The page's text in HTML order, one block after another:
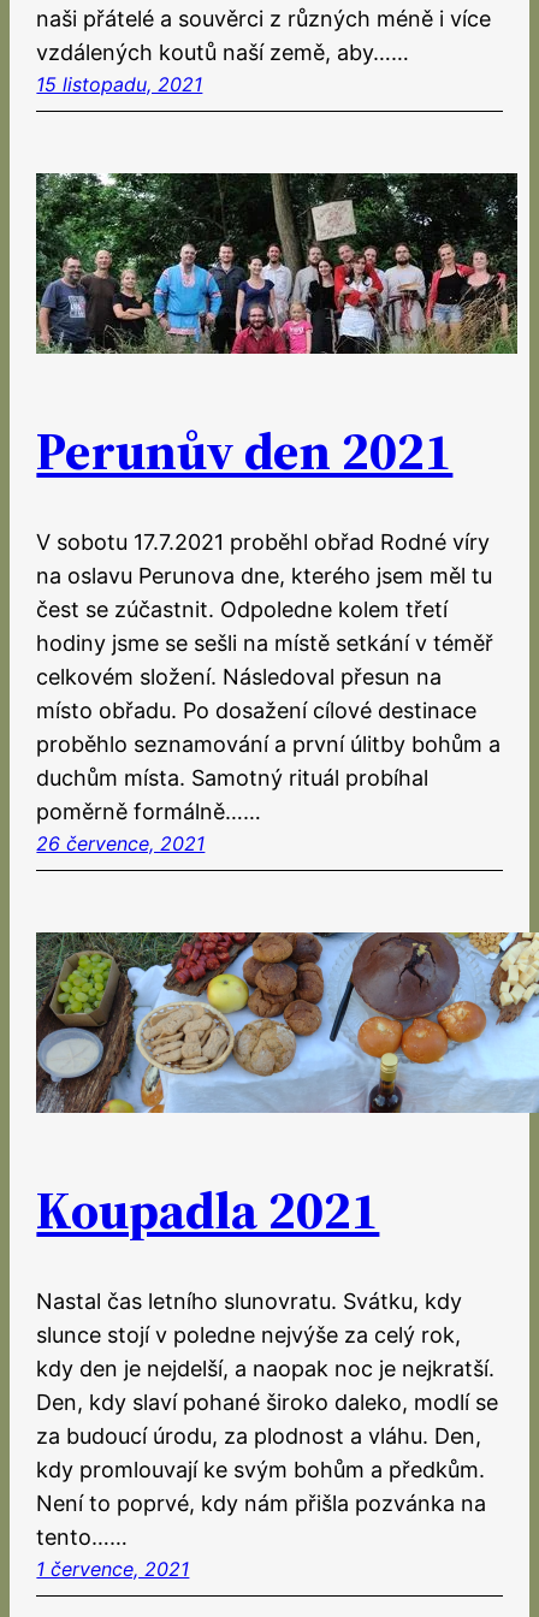
naši přátelé a souvěrci z různých méně i více
vzdálených koutů naší země, aby……
15 listopadu, 2021
Perunův den 2021
V sobotu 17.7.2021 proběhl obřad Rodné víry
na oslavu Perunova dne, kterého jsem měl tu
čest se zúčastnit. Odpoledne kolem třetí
hodiny jsme se sešli na místě setkání v téměř
celkovém složení. Následoval přesun na
místo obřadu. Po dosažení cílové destinace
proběhlo seznamování a první úlitby bohům a
duchům místa. Samotný rituál probíhal
poměrně formálně……
26 července, 2021
Koupadla 2021
Nastal čas letního slunovratu. Svátku, kdy
slunce stojí v poledne nejvýše za celý rok,
kdy den je nejdelší, a naopak noc je nejkratší.
Den, kdy slaví pohané široko daleko, modlí se
za budoucí úrodu, za plodnost a vláhu. Den,
kdy promlouvají ke svým bohům a předkům.
Není to poprvé, kdy nám přišla pozvánka na
tento……
1 července, 2021